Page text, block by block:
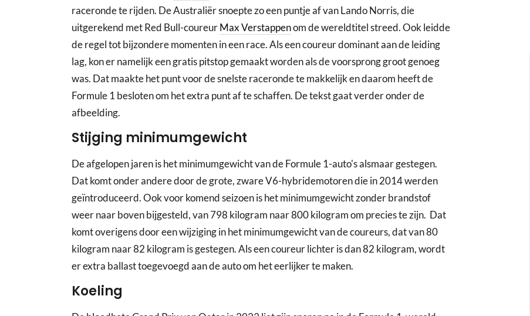
raceronde te rijden. De Australiër snoepte zo een puntje af van Lando Norris, die
uitgerekend met Red Bull-coureurMax Verstappenom de wereldtitel streed. Ook leidde
de regel tot bijzondere momenten in een race. Als een coureur dominant aan de leiding
lag, kon er namelijk een gratis pitstop gemaakt worden als de voorsprong groot genoeg
was. Dat maakte het punt voor de snelste raceronde te makkelijk en daarom heeft de
Formule 1 besloten om het extra punt af te schaffen. De tekst gaat verder onder de
afbeelding.
Stijging minimumgewicht
De afgelopen jaren is het minimumgewicht van de Formule 1-auto's alsmaar gestegen.
Dat komt onder andere door de grote, zware V6-hybridemotoren die in 2014 werden
geïntroduceerd. Ook voor komend seizoen is het minimumgewicht zonder brandstof
weer naar boven bijgesteld, van 798 kilogram naar 800 kilogram om precies te zijn. Dat
komt overigens door een wijziging in het minimumgewicht van de coureurs, dat van 80
kilogram naar 82 kilogram is gestegen. Als een coureur lichter is dan 82 kilogram, wordt
er extra ballast toegevoegd aan de auto om het eerlijker te maken.
Koeling